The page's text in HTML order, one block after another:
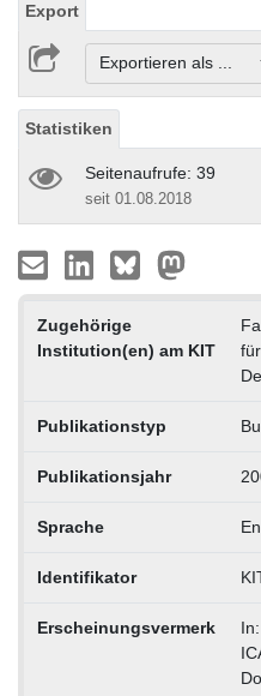
Export
Exportieren als ...
Statistiken
Seitenaufrufe: 39
seit 01.08.2018
Zugehörige
Institution(en) am KIT
Publikationstyp
Publikationsjahr
Sprache
Identifikator
Erscheinungsvermerk